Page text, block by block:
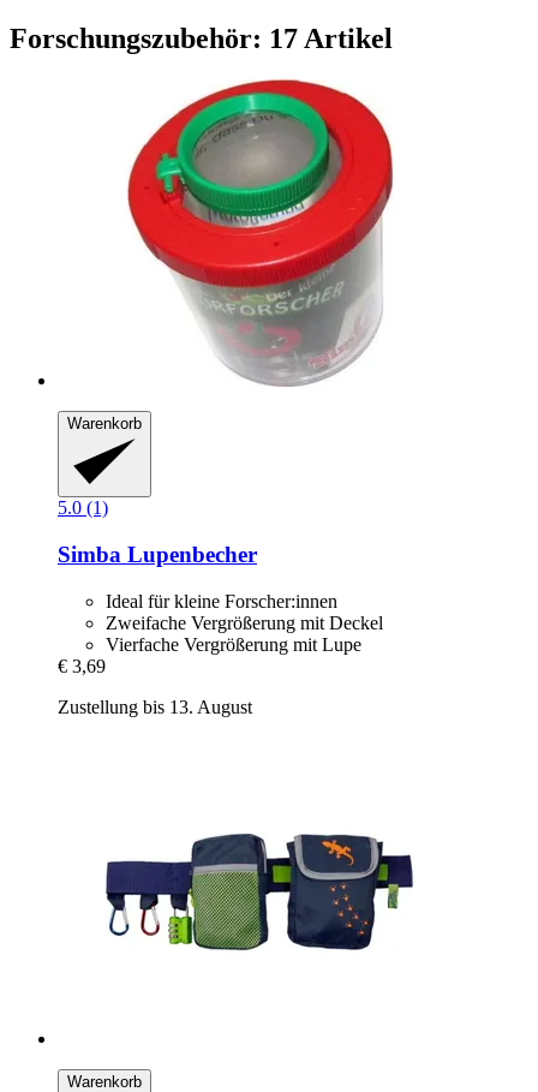
Forschungszubehör: 17 Artikel
Warenkorb
5.0 (1)
Simba Lupenbecher
Ideal für kleine Forscher:innen
Zweifache Vergrößerung mit Deckel
Vierfache Vergrößerung mit Lupe
€ 3,69
Zustellung bis 13. August
Warenkorb